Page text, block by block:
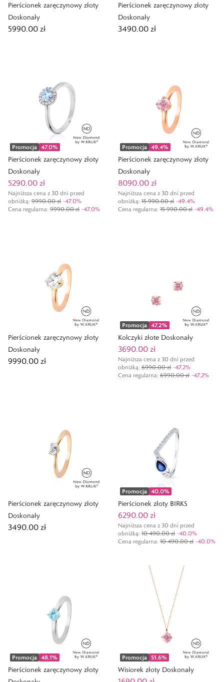
Pierścionek zaręczynowy złoty
Doskonały
5990,00 zł
Pierścionek zaręczynowy złoty
Doskonały
3490,00 zł
Promocja 47,0%
Pierścionek zaręczynowy złoty
Doskonały
5290,00 zł
Najniższa cena z 30 dni przed
obniżką: 9990,00 zł -47,0%
Cena regularna: 9990,00 zł -47,0%
Promocja 49,4%
Pierścionek zaręczynowy złoty
Doskonały
8090,00 zł
Najniższa cena z 30 dni przed
obniżką: 15 990,00 zł -49,4%
Cena regularna: 15 990,00 zł -49,4%
Pierścionek zaręczynowy złoty
Doskonały
9990,00 zł
Promocja 47,2%
Kolczyki złote Doskonały
3690,00 zł
Najniższa cena z 30 dni przed
obniżką: 6990,00 zł -47,2%
Cena regularna: 6990,00 zł -47,2%
Pierścionek zaręczynowy złoty
Doskonały
3490,00 zł
Promocja 40,0%
Pierścionek złoty BIRKS
6290,00 zł
Najniższa cena z 30 dni przed
obniżką: 10 490,00 zł -40,0%
Cena regularna: 10 490,00 zł -40,0%
Promocja 48,1%
Pierścionek zaręczynowy złoty
Promocja 51,6%
Wisiorek złoty Doskonały